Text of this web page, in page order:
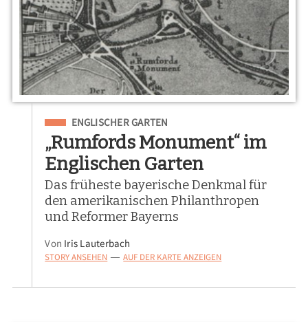
Eingeordnet unter
ENGLISCHER GARTEN
„Rumfords Monument“ im
Englischen Garten
Das früheste bayerische Denkmal für
den amerikanischen Philanthropen
und Reformer Bayerns
Von Iris Lauterbach
STORY ANSEHEN — AUF DER KARTE ANZEIGEN